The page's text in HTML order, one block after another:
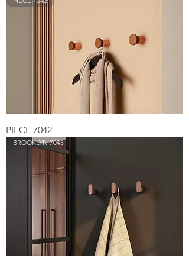
PIECE 7042
BROOKLYN 7045